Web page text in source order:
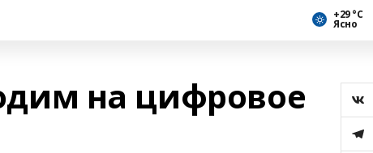
+29 °С
Ясно
на цифровое